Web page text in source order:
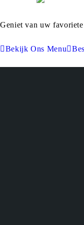
Geniet van uw
Bekijk Ons Menu